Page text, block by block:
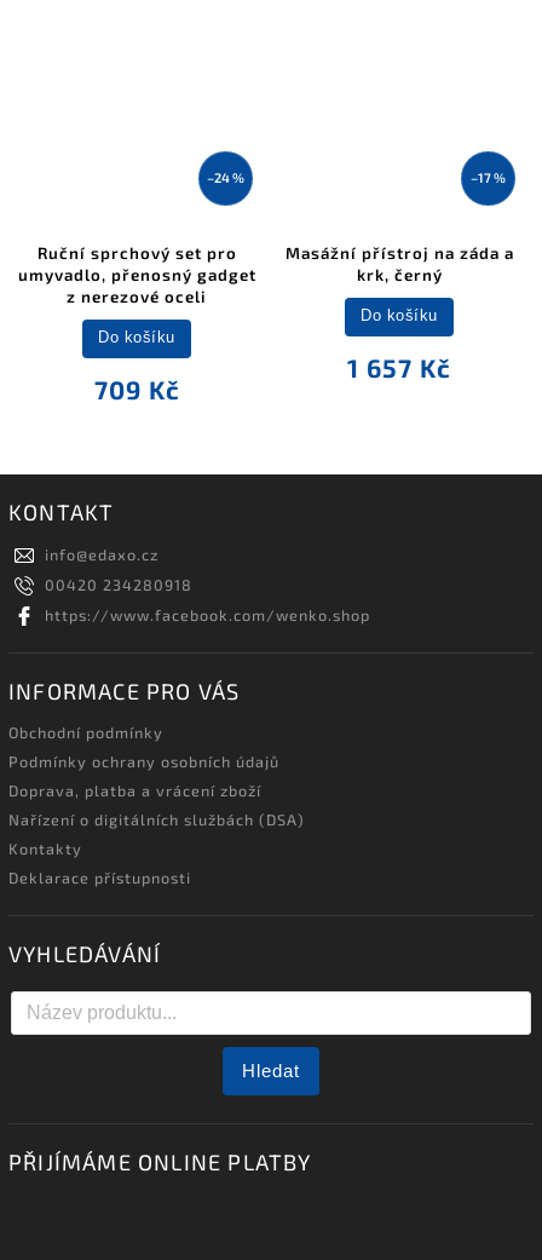
–24 %
Ruční sprchový set pro
umyvadlo, přenosný gadget
z nerezové oceli
709 Kč
Do košíku
–17 %
Masážní přístroj na záda a
krk, černý
1 657 Kč
Do košíku
KONTAKT
info@edaxo.cz
00420 234280918
https://www.facebook.com/wenko.shop
INFORMACE PRO VÁS
Obchodní podmínky
Podmínky ochrany osobních údajů
Doprava, platba a vrácení zboží
Nařízení o digitálních službách (DSA)
Kontakty
Deklarace přístupnosti
VYHLEDÁVÁNÍ
Hledat
PŘIJÍMÁME ONLINE PLATBY